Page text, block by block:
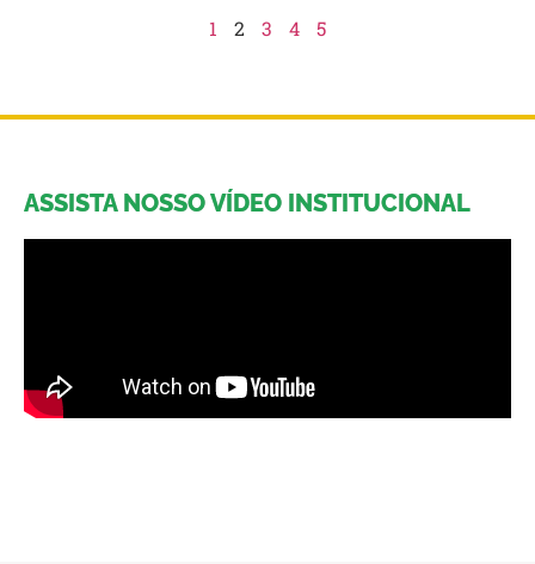
1 2 3 4 5
ASSISTA NOSSO VÍDEO INSTITUCIONAL